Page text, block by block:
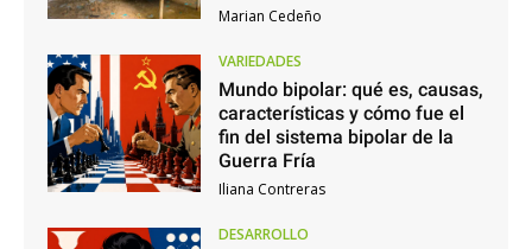
Marian Cedeño
VARIEDADES
Mundo bipolar: qué es, causas,
características y cómo fue el
fin del sistema bipolar de la
Guerra Fría
Iliana Contreras
DESARROLLO